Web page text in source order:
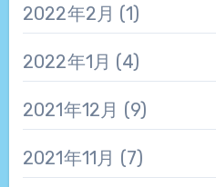
2022年2月 (1)
2022年1月 (4)
2021年12月 (9)
2021年11月 (7)